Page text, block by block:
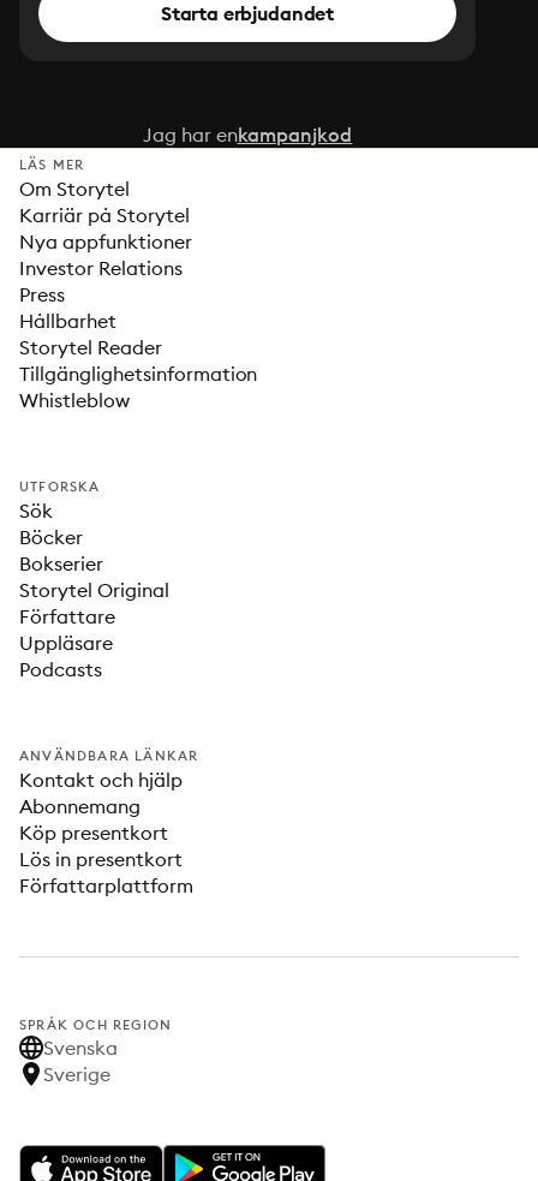
Starta erbjudandet
Jag har enkampanjkod
LÄS MER
Om Storytel
Karriär på Storytel
Nya appfunktioner
Investor Relations
Press
Hållbarhet
Storytel Reader
Tillgänglighetsinformation
Whistleblow
UTFORSKA
Sök
Böcker
Bokserier
Storytel Original
Författare
Uppläsare
Podcasts
ANVÄNDBARA LÄNKAR
Kontakt och hjälp
Abonnemang
Köp presentkort
Lös in presentkort
Författarplattform
SPRÅK OCH REGION
Svenska
Sverige